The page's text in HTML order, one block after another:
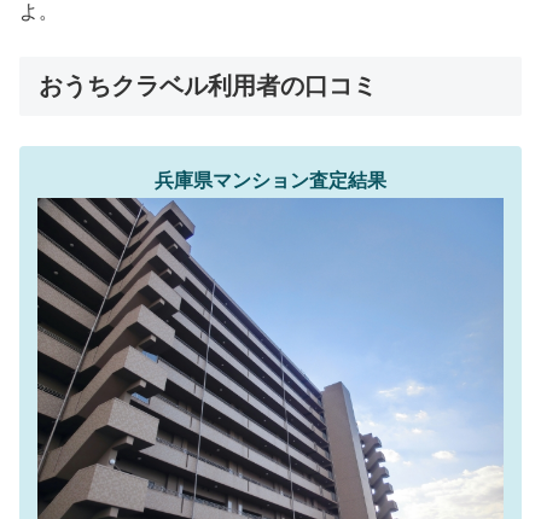
よ。
おうちクラベル利用者の口コミ
兵庫県マンション査定結果